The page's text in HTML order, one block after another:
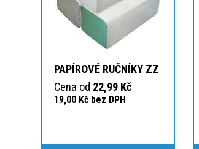
PAPÍROVÉ RUČNÍKY ZZ
Cena od 22,99 Kč
19,00 Kč bez DPH